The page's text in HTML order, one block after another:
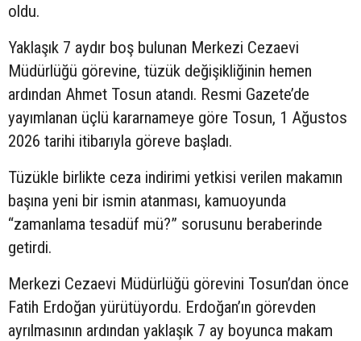
oldu.
Yaklaşık 7 aydır boş bulunan Merkezi Cezaevi
Müdürlüğü görevine, tüzük değişikliğinin hemen
ardından Ahmet Tosun atandı. Resmi Gazete’de
yayımlanan üçlü kararnameye göre Tosun, 1 Ağustos
2026 tarihi itibarıyla göreve başladı.
Tüzükle birlikte ceza indirimi yetkisi verilen makamın
başına yeni bir ismin atanması, kamuoyunda
“zamanlama tesadüf mü?” sorusunu beraberinde
getirdi.
Merkezi Cezaevi Müdürlüğü görevini Tosun’dan önce
Fatih Erdoğan yürütüyordu. Erdoğan’ın görevden
ayrılmasının ardından yaklaşık 7 ay boyunca makam